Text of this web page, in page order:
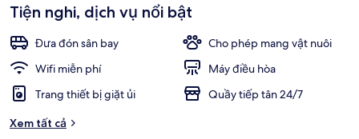
Tiện nghi, dịch vụ nổi bật
Đưa đón sân bay
Cho phép mang vật nuôi
Wifi miễn phí
Máy điều hòa
Trang thiết bị giặt ủi
Quầy tiếp tân 24/7
Xem tất cả